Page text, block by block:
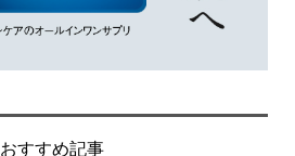
おすすめ記事